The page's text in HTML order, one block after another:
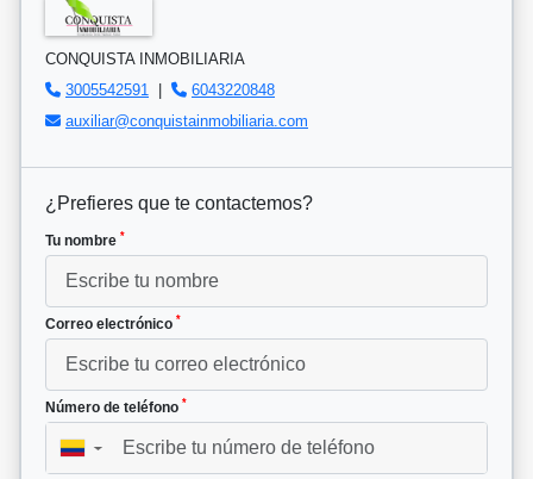
CONQUISTA INMOBILIARIA
3005542591
|
6043220848
auxiliar@conquistainmobiliaria.com
¿Prefieres que te contactemos?
Tu nombre *
Correo electrónico *
Número de teléfono *
▼